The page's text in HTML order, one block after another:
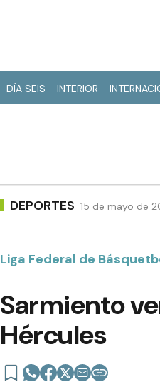
DÍA SEIS INTERIOR
DEPORTES 15 de mayo de
Liga Federal de
Sarmiento
Hércules